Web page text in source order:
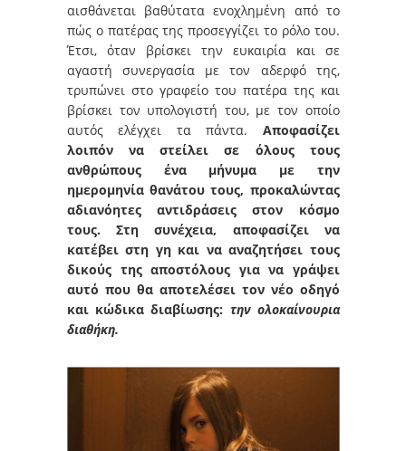
αισθάνεται βαθύτατα ενοχλημένη από το
πώς ο πατέρας της προσεγγίζει το ρόλο του.
Έτσι, όταν βρίσκει την ευκαιρία και σε
αγαστή συνεργασία με τον αδερφό της,
τρυπώνει στο γραφείο του πατέρα της και
βρίσκει τον υπολογιστή του, με τον οποίο
αυτός ελέγχει τα πάντα. Αποφασίζει
λοιπόν να στείλει σε όλους τους
ανθρώπους ένα μήνυμα με την
ημερομηνία θανάτου τους, προκαλώντας
αδιανόητες αντιδράσεις στον κόσμο
τους. Στη συνέχεια, αποφασίζει να
κατέβει στη γη και να αναζητήσει τους
δικούς της αποστόλους για να γράψει
αυτό που θα αποτελέσει τον νέο οδηγό
και κώδικα διαβίωσης: την ολοκαίνουρια
διαθήκη.